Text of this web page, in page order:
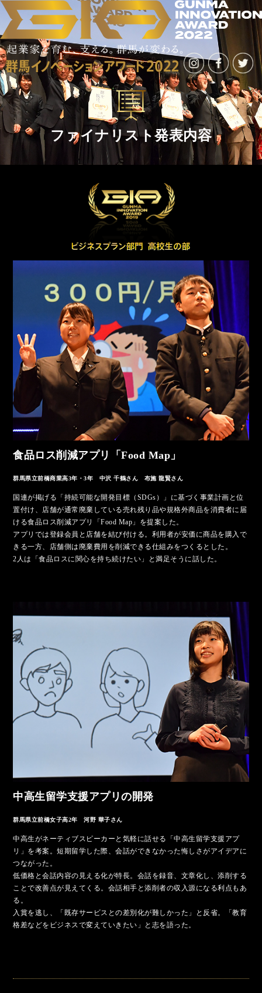
ファイナルステージの模様 STAGE
GIAとは ABOUT
ニュース NEWS
アーカイブ
2020年（第8回） AWARD 2020
AWARD 2019
受賞者紹介
ファイナリスト発表内容
フォトギャラリー
2018年（第6回） AWARD 2018
2017年（第5回）
2016年（第4回）
2015年（第3回）
海外研修ツアーレポート REPORT
実行委員・協賛社一覧
ファイナリスト発表内容
食品ロス削減アプリ「Food Map」
群馬県立前橋商業高3年・3年 中沢 千鶴さん 布施 龍賢さん
国連が掲げる「持続可能な開発目標（SDGs）」に基づく事業計画と位
置付け、店舗が通常廃棄している売れ残り品や規格外商品を消費者に届
ける食品ロス削減アプリ「Food Map」を提案した。
アプリでは登録会員と店舗を結び付ける。利用者が安価に商品を購入で
きる一方、店舗側は廃棄費用を削減できる仕組みをつくるとした。
2人は「食品ロスに関心を持ち続けたい」と満足そうに話した。
中高生留学支援アプリの開発
群馬県立前橋女子高2年 河野 華子さん
中高生がネーティブスピーカーと気軽に話せる「中高生留学支援アプ
リ」を考案。短期留学した際、会話ができなかった悔しさがアイデアに
つながった。
低価格と会話内容の見える化が特長。会話を録音、文章化し、添削する
ことで改善点が見えてくる。会話相手と添削者の収入源になる利点もあ
る。
入賞を逃し、「既存サービスとの差別化が難しかった」と反省。「教育
格差などをビジネスで変えていきたい」と志を語った。